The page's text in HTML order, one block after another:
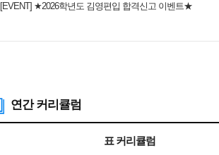
[EVENT] ★2026학년도 김영편입 합격신고 이벤트★
연간 커리큘럼
표 커리큘럼